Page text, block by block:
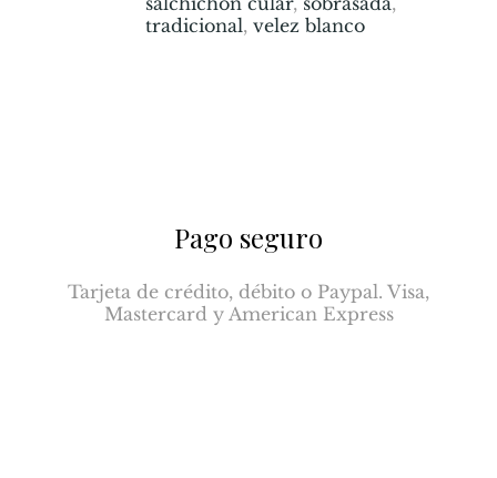
tradicional, velez blanco
Pago seguro
Tarjeta de crédito, débito o Paypal. Visa,
Mastercard y American Express